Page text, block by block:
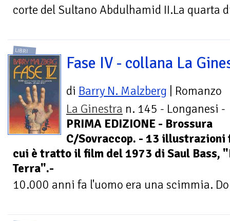
corte del Sultano Abdulhamid II.La quarta
LIBRI
Fase IV - collana La
di Barry N. Malzberg | Romanzo
La Ginestra n. 145 - Longanesi -
PRIMA EDIZIONE - Brossura
C/Sovraccop. - 13 illustrazioni
cui è tratto il film del 1973 di Saul Bass,
Terra".-
10.000 anni fa l'uomo era una scimmia.